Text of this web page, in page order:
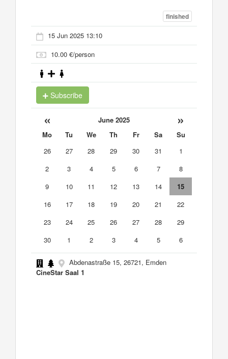
finished
15 Jun 2025 13:10
10.00 €/person
Subscribe
« June 2025 »
Mo Tu We Th Fr Sa
Su
26
27 28 29 30 31
1
2
3 4 5 6 7
8
9
10 11 12 13 14
15
16
17 18 19 20 21
22
23
24 25 26 27 28
29
30
1 2 3 4 5 6
Abdenastraße 15, 26721, Emden
CineStar Saal 1